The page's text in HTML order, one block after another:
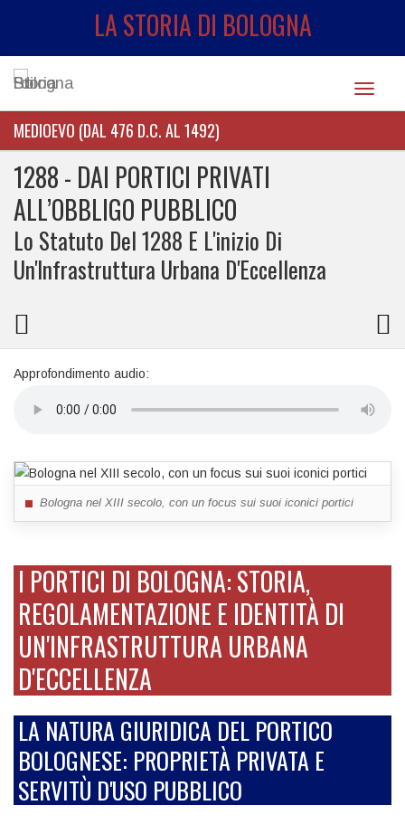
LA STORIA DI BOLOGNA
Toggle
MEDIOEVO (DAL 476 D.C. AL 1492)
1288 - DAI PORTICI PRIVATI
ALL’OBBLIGO PUBBLICO
Lo Statuto Del 1288 E L'inizio Di
Un'Infrastruttura Urbana D'Eccellenza
Approfondimento audio:
Bologna nel XIII secolo, con un focus sui suoi iconici portici
I PORTICI DI BOLOGNA: STORIA,
REGOLAMENTAZIONE E IDENTITÀ DI
UN'INFRASTRUTTURA URBANA
D'ECCELLENZA
LA NATURA GIURIDICA DEL PORTICO
BOLOGNESE: PROPRIETÀ PRIVATA E
SERVITÙ D'USO PUBBLICO